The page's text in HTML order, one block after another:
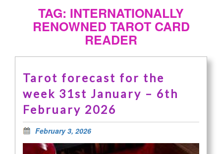
TAG: INTERNATIONALLY
RENOWNED TAROT CARD
READER
Tarot forecast for the
week 31st January – 6th
February 2026
February 3, 2026